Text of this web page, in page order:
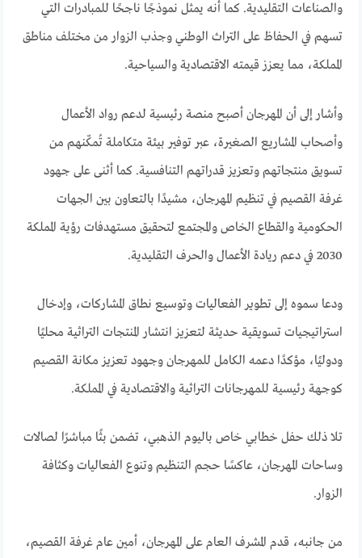
والصناعات التقليدية. كما أنه يمثل نموذجًا ناجحًا للمبادرات التي
تسهم في الحفاظ على التراث الوطني وجذب الزوار من مختلف مناطق
المملكة، مما يعزز قيمته الاقتصادية والسياحية.
وأشار إلى أن المهرجان أصبح منصة رئيسية لدعم رواد الأعمال
وأصحاب المشاريع الصغيرة، عبر توفير بيئة متكاملة تُمكّنهم من
تسويق منتجاتهم وتعزيز قدراتهم التنافسية. كما أثنى على جهود
غرفة القصيم في تنظيم المهرجان، مشيدًا بالتعاون بين الجهات
الحكومية والقطاع الخاص والمجتمع لتحقيق مستهدفات رؤية المملكة
2030 في دعم ريادة الأعمال والحرف التقليدية.
ودعا سموه إلى تطوير الفعاليات وتوسيع نطاق المشاركات، وإدخال
استراتيجيات تسويقية حديثة لتعزيز انتشار المنتجات التراثية محليًا
ودوليًا، مؤكدًا دعمه الكامل للمهرجان وجهود تعزيز مكانة القصيم
كوجهة رئيسية للمهرجانات التراثية والاقتصادية في المملكة.
تلا ذلك حفل خطابي خاص باليوم الذهبي، تضمن بثًا مباشرًا لصالات
وساحات المهرجان، عاكسًا حجم التنظيم وتنوع الفعاليات وكثافة
الزوار.
من جانبه، قدم المشرف العام على المهرجان، أمين عام غرفة القصيم،